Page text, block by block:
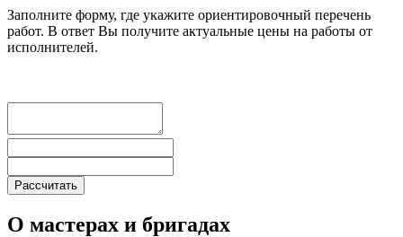
Заполните форму, где укажите ориентировочный перечень
работ. В ответ Вы получите актуальные цены на работы от
исполнителей.
О мастерах и бригадах